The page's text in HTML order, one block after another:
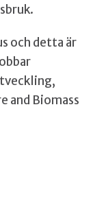
och detta är
and Biomass